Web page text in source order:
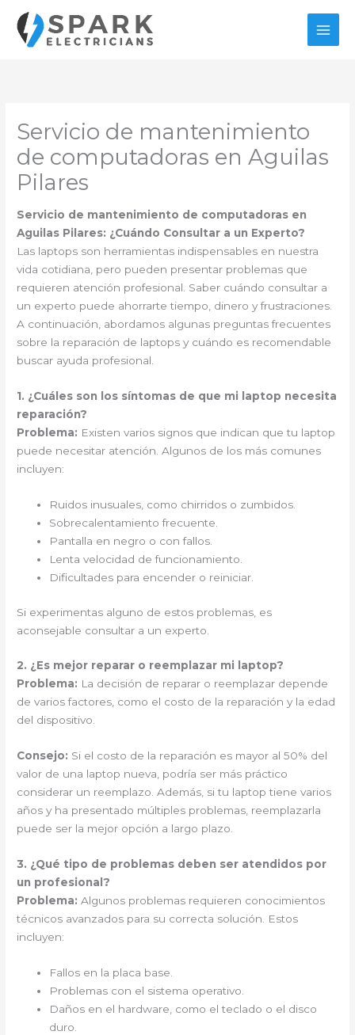
contenido
Servicio de mantenimiento
de computadoras en Aguilas
Pilares
Servicio de mantenimiento de computadoras en
Aguilas Pilares: ¿Cuándo Consultar a un Experto?
Las laptops son herramientas indispensables en nuestra
vida cotidiana, pero pueden presentar problemas que
requieren atención profesional. Saber cuándo consultar a
un experto puede ahorrarte tiempo, dinero y frustraciones.
A continuación, abordamos algunas preguntas frecuentes
sobre la reparación de laptops y cuándo es recomendable
buscar ayuda profesional.
1. ¿Cuáles son los síntomas de que mi laptop necesita
reparación?
Problema: Existen varios signos que indican que tu laptop
puede necesitar atención. Algunos de los más comunes
incluyen:
Ruidos inusuales, como chirridos o zumbidos.
Sobrecalentamiento frecuente.
Pantalla en negro o con fallos.
Lenta velocidad de funcionamiento.
Dificultades para encender o reiniciar.
Si experimentas alguno de estos problemas, es
aconsejable consultar a un experto.
2. ¿Es mejor reparar o reemplazar mi laptop?
Problema: La decisión de reparar o reemplazar depende
de varios factores, como el costo de la reparación y la edad
del dispositivo.
Consejo: Si el costo de la reparación es mayor al 50% del
valor de una laptop nueva, podría ser más práctico
considerar un reemplazo. Además, si tu laptop tiene varios
años y ha presentado múltiples problemas, reemplazarla
puede ser la mejor opción a largo plazo.
3. ¿Qué tipo de problemas deben ser atendidos por
un profesional?
Problema: Algunos problemas requieren conocimientos
técnicos avanzados para su correcta solución. Estos
incluyen:
Fallos en la placa base.
Problemas con el sistema operativo.
Daños en el hardware, como el teclado o el disco
duro.